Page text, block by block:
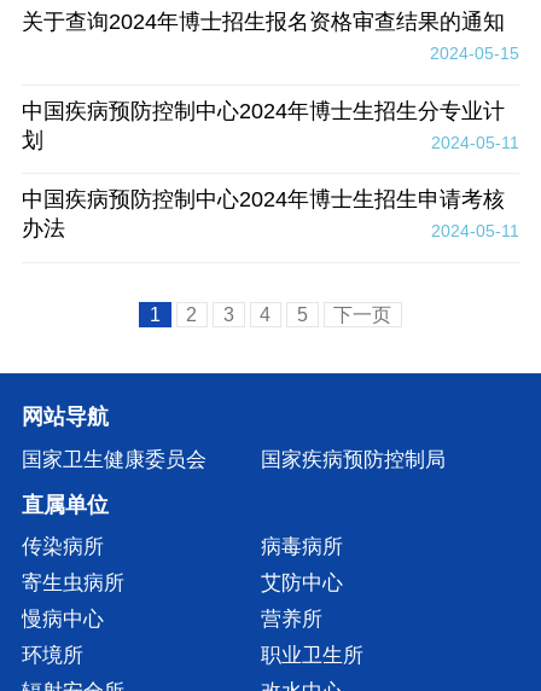
关于查询2024年博士招生报名资格审查结果的通知
2024-05-15
中国疾病预防控制中心2024年博士生招生分专业计
划
2024-05-11
中国疾病预防控制中心2024年博士生招生申请考核
办法
2024-05-11
1 2 3 4 5 下一页
网站导航
国家卫生健康委员会 国家疾病预防控制局
直属单位
传染病所
病毒病所
寄生虫病所
艾防中心
慢病中心
营养所
环境所
职业卫生所